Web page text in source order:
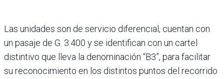
Las unidades son de servicio diferencial, cuentan con
un pasaje de G. 3.400 y se identifican con un cartel
distintivo que lleva la denominación “B3”, para facilitar
su reconocimiento en los distintos puntos del recorrido